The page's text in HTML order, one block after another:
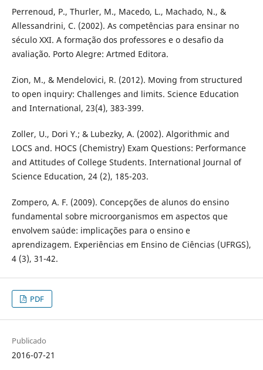
Perrenoud, P., Thurler, M., Macedo, L., Machado, N., &
Allessandrini, C. (2002). As competências para ensinar no
século XXI. A formação dos professores e o desafio da
avaliação. Porto Alegre: Artmed Editora.
Zion, M., & Mendelovici, R. (2012). Moving from structured
to open inquiry: Challenges and limits. Science Education
and International, 23(4), 383-399.
Zoller, U., Dori Y.; & Lubezky, A. (2002). Algorithmic and
LOCS and. HOCS (Chemistry) Exam Questions: Performance
and Attitudes of College Students. International Journal of
Science Education, 24 (2), 185-203.
Zompero, A. F. (2009). Concepções de alunos do ensino
fundamental sobre microorganismos em aspectos que
envolvem saúde: implicações para o ensino e
aprendizagem. Experiências em Ensino de Ciências (UFRGS),
4 (3), 31-42.
PDF
Publicado
2016-07-21